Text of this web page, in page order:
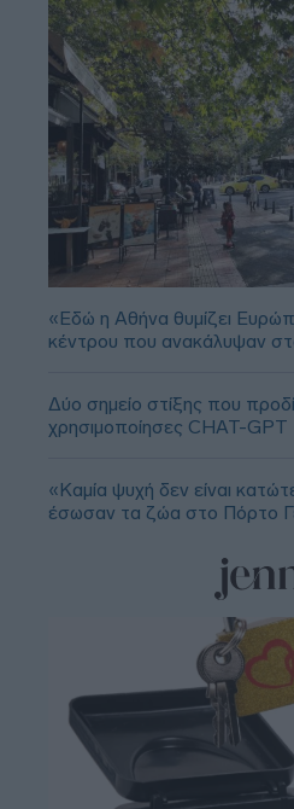
«Εδώ η Αθήνα θυμίζει
κέντρου που ανακάλυψαν
Δύο σημείο στίξης που
χρησιμοποίησες CHAT-GPT
«Καμία ψυχή δεν είναι
έσωσαν τα ζώα στο Πόρτο